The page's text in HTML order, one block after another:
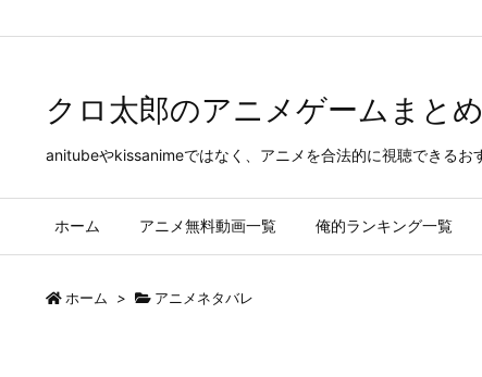
クロ太郎のアニメゲームまとめ
anitubeやkissanimeではなく、アニメを合法的に視聴できるお
ホーム アニメ無料動画一覧 俺的ランキング一覧
ホーム > アニメネタバレ